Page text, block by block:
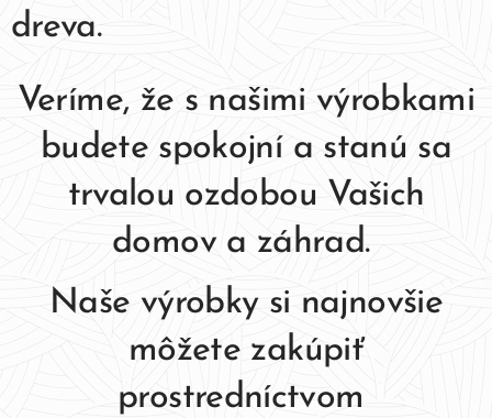
dreva.
Veríme, že s našimi výrobkami
budete spokojní a stanú sa
trvalou ozdobou Vašich
domov a záhrad.
Naše výrobky si najnovšie
môžete zakúpiť
prostredníctvom